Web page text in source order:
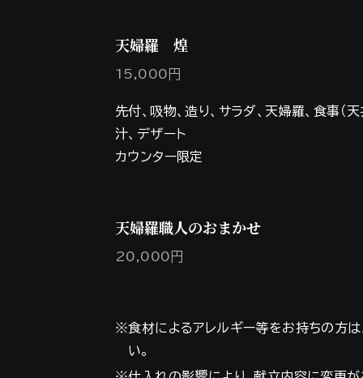
天婦羅 煌
15,000円
先付、吸物、造り、サラダ、天婦羅、食事
汁、デザート
カウンター限定
天婦羅職人のおまかせ
20,000円
※食材によるアレルギー等をお持ちの方は
い。